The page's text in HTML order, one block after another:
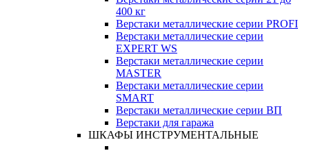
400 кг
Верстаки металлические серии PROFI
Верстаки металлические серии
EXPERT WS
Верстаки металлические серии
MASTER
Верстаки металлические серии
SMART
Верстаки металлические серии ВП
Верстаки для гаража
ШКАФЫ ИНСТРУМЕНТАЛЬНЫЕ